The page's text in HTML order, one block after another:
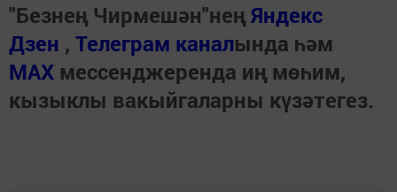
"Безнең Чирмешән"неңЯндекс
Дзен , Телеграм каналында һәм
МАХ мессенджеренда иң мөһим,
кызыклы вакыйгаларны күзәтегез.